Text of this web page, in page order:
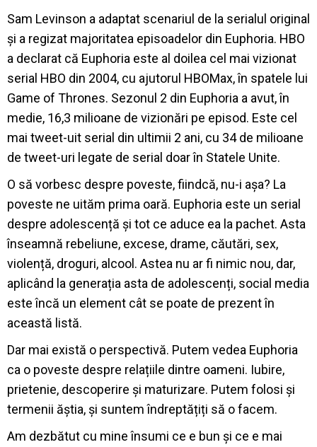
Sam Levinson a adaptat scenariul de la serialul original
și a regizat majoritatea episoadelor din Euphoria. HBO
a declarat că Euphoria este al doilea cel mai vizionat
serial HBO din 2004, cu ajutorul HBOMax, în spatele lui
Game of Thrones. Sezonul 2 din Euphoria a avut, în
medie, 16,3 milioane de vizionări pe episod. Este cel
mai tweet-uit serial din ultimii 2 ani, cu 34 de milioane
de tweet-uri legate de serial doar în Statele Unite.
O să vorbesc despre poveste, fiindcă, nu-i așa? La
poveste ne uităm prima oară. Euphoria este un serial
despre adolescență și tot ce aduce ea la pachet. Asta
înseamnă rebeliune, excese, drame, căutări, sex,
violență, droguri, alcool. Astea nu ar fi nimic nou, dar,
aplicând la generația asta de adolescenți, social media
este încă un element cât se poate de prezent în
această listă.
Dar mai există o perspectivă. Putem vedea Euphoria
ca o poveste despre relațiile dintre oameni. Iubire,
prietenie, descoperire și maturizare. Putem folosi și
termenii ăștia, și suntem îndreptățiți să o facem.
Am dezbătut cu mine însumi ce e bun și ce e mai